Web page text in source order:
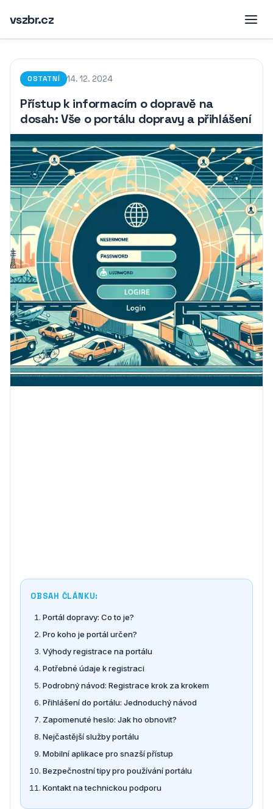
vszbr.cz
OSTATNÍ 14. 12. 2024
Přístup k informacím o dopravě na
dosah: Vše o portálu dopravy a přihlášení
OBSAH ČLÁNKU:
Portál dopravy: Co to je?
Pro koho je portál určen?
Výhody registrace na portálu
Potřebné údaje k registraci
Podrobný návod: Registrace krok za krokem
Přihlášení do portálu: Jednoduchý návod
Zapomenuté heslo: Jak ho obnovit?
Nejčastější služby portálu
Mobilní aplikace pro snazší přístup
Bezpečnostní tipy pro používání portálu
Kontakt na technickou podporu